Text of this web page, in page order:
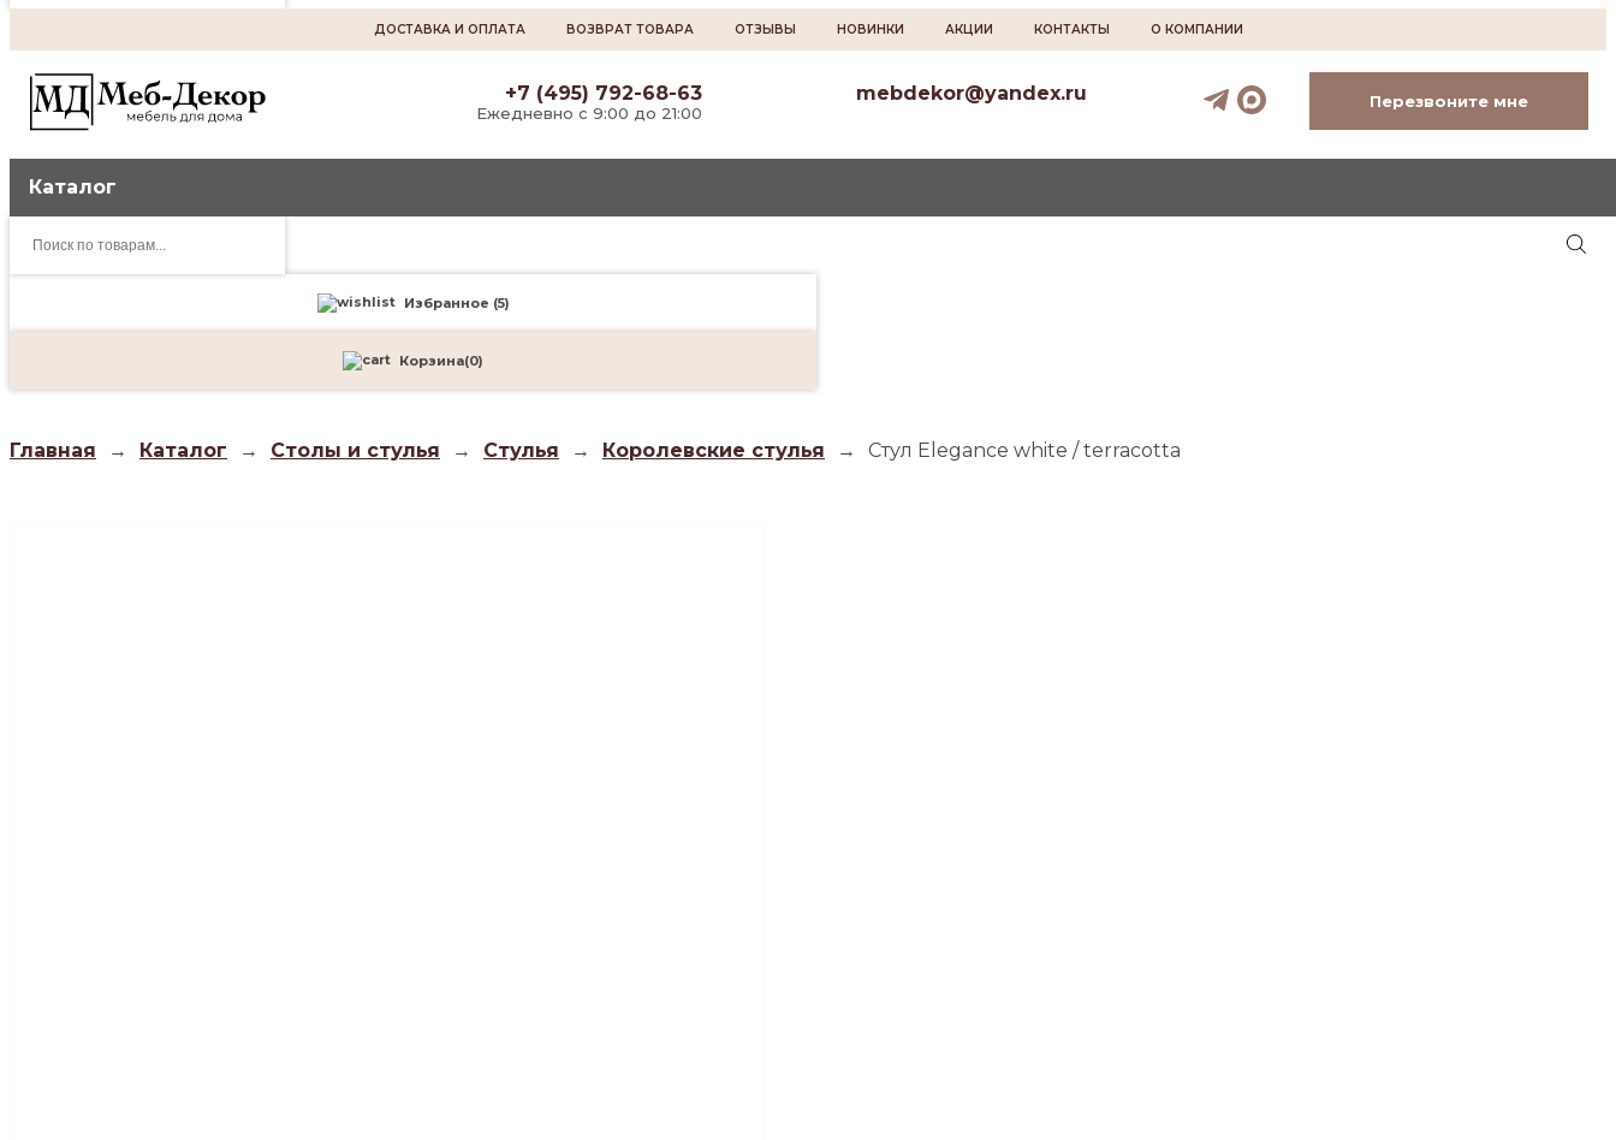
ДОСТАВКА И ОПЛАТА ВОЗВРАТ ТОВАРА ОТЗЫВЫ НОВИНКИ АКЦИИ КОНТАКТЫ О КОМПАНИИ
+7 (495) 792-68-63
Ежедневно с 9:00 до 21:00
mebdekor@yandex.ru Перезвоните мне
Каталог
товаров
Избранное (5)
Корзина(0)
Главная → Каталог → Столы и стулья → Стулья → Королевские стулья → Стул Elegance white / terracotta